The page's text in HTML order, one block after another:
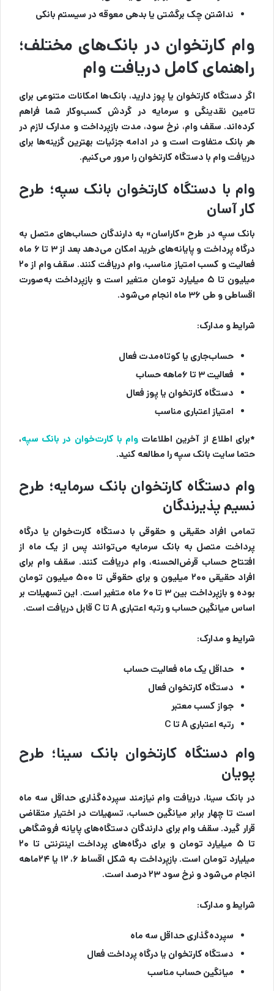
نداشتن چک برگشتی یا بدهی معوقه در سیستم بانکی
وام کارتخوان در بانک‌های مختلف؛
راهنمای کامل دریافت وام
اگر دستگاه کارتخوان یا پوز دارید، بانک‌ها امکانات متنوعی برای
تامین نقدینگی و سرمایه در گردش کسب‌وکار شما فراهم
کرده‌اند. سقف وام، نرخ سود، مدت بازپرداخت و مدارک لازم در
هر بانک متفاوت است و در ادامه جزئیات بهترین گزینه‌ها برای
دریافت وام با دستگاه کارتخوان را مرور می‌کنیم.
وام با دستگاه کارتخوان بانک سپه؛ طرح
کار آسان
بانک سپه در طرح «کاراسان» به دارندگان حساب‌های متصل به
درگاه پرداخت و پایانه‌های خرید امکان می‌دهد بعد از ۳ تا ۶ ماه
فعالیت و کسب امتیاز مناسب، وام دریافت کنند. سقف وام از ۲۰
میلیون تا ۵ میلیارد تومان متغیر است و بازپرداخت به‌صورت
اقساطی و طی ۳۶ ماه انجام می‌شود.
شرایط و مدارک:
حساب‌جاری یا کوتاه‌مدت فعال
فعالیت ۳ تا ۶ماهه حساب
دستگاه کارتخوان یا پوز فعال
امتیاز اعتباری مناسب
*برای اطلاع از آخرین اطلاعات وام با کارت‌خوان در بانک سپه،
حتما سایت بانک سپه را مطالعه کنید.
وام دستگاه کارتخوان بانک سرمایه؛ طرح
نسیم پذیرندگان
تمامی افراد حقیقی و حقوقی با دستگاه کارت‌خوان یا درگاه
پرداخت متصل به بانک سرمایه می‌توانند پس از یک ماه از
افتتاح حساب قرض‌الحسنه، وام دریافت کنند. سقف وام برای
افراد حقیقی ۲۰۰ میلیون و برای حقوقی تا ۵۰۰ میلیون تومان
بوده و بازپرداخت بین ۳ تا ۶۰ ماه متغیر است. این تسهیلات بر
اساس میانگین حساب و رتبه اعتباری A تا C قابل دریافت است.
شرایط و مدارک:
حداقل یک ماه فعالیت حساب
دستگاه کارتخوان فعال
جواز کسب معتبر
رتبه اعتباری A تا C
وام دستگاه کارتخوان بانک سینا؛ طرح
پویان
در بانک سینا، دریافت وام نیازمند سپرده‌گذاری حداقل سه ماه
است تا چهار برابر میانگین حساب، تسهیلات در اختیار متقاضی
قرار گیرد. سقف وام برای دارندگان دستگاه‌های پایانه فروشگاهی
تا ۵ میلیارد تومان و برای درگاه‌های پرداخت اینترنتی تا ۲۰
میلیارد تومان است. بازپرداخت به شکل اقساط ۶، ۱۲ یا ۲۴ماهه
انجام می‌شود و نرخ سود ۲۳ درصد است.
شرایط و مدارک:
سپرده‌گذاری حداقل سه ماه
دستگاه کارتخوان یا درگاه پرداخت فعال
میانگین حساب مناسب